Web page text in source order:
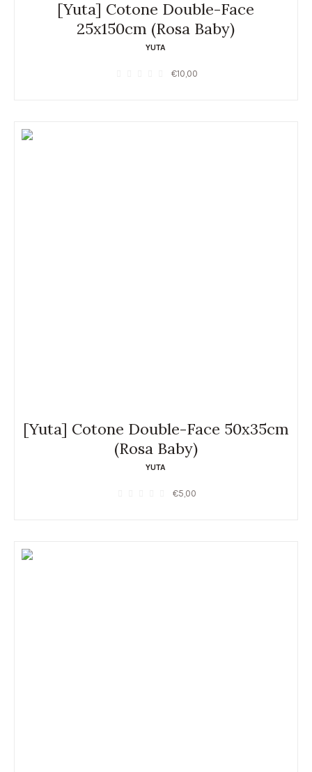
[Yuta] Cotone Double-Face
25x150cm (Rosa Baby)
YUTA
€10,00
[Yuta] Cotone Double-Face 50x35cm
(Rosa Baby)
YUTA
€5,00